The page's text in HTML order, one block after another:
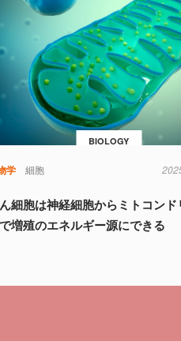
BIOLOGY
学 細胞
細胞は神経細胞からミトコンド
増殖のエネルギー源にできる